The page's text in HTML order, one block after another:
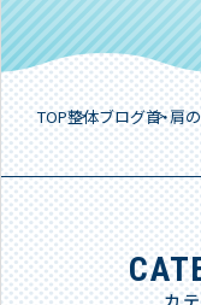
TOP整体ブログ首・肩
カ